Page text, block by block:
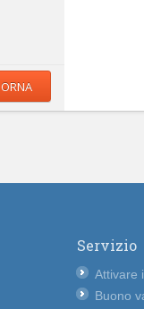
Servizio
Attivare
Buono